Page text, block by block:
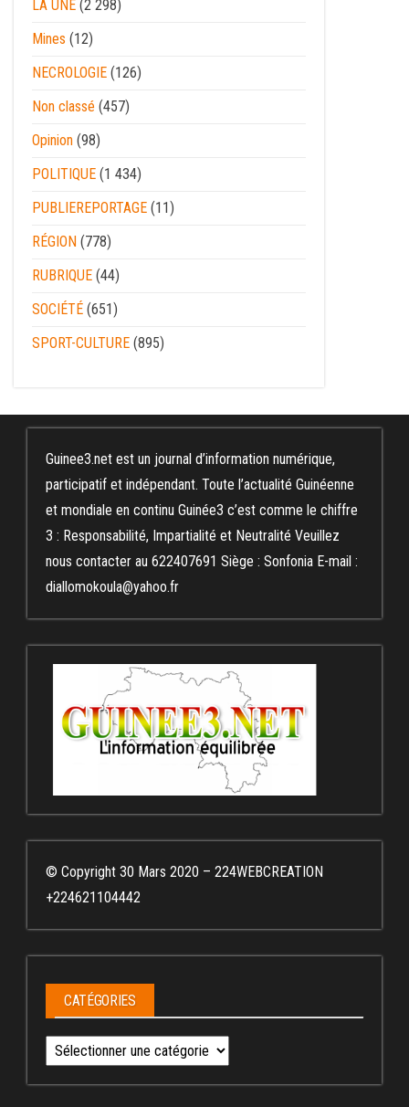
LA UNE (2 298)
Mines (12)
NECROLOGIE (126)
Non classé (457)
Opinion (98)
POLITIQUE (1 434)
PUBLIEREPORTAGE (11)
RÉGION (778)
RUBRIQUE (44)
SOCIÉTÉ (651)
SPORT-CULTURE (895)
Guinee3.net est un journal d’information numérique,
participatif et indépendant. Toute l’actualité Guinéenne
et mondiale en continu Guinée3 c’est comme le chiffre
3 : Responsabilité, Impartialité et Neutralité Veuillez
nous contacter au 622407691 Siège : Sonfonia E-mail :
diallomokoula@yahoo.fr
© Copyright 30 Mars 2020 – 224WEBCREATION
+224621104442
CATÉGORIES
Catégories